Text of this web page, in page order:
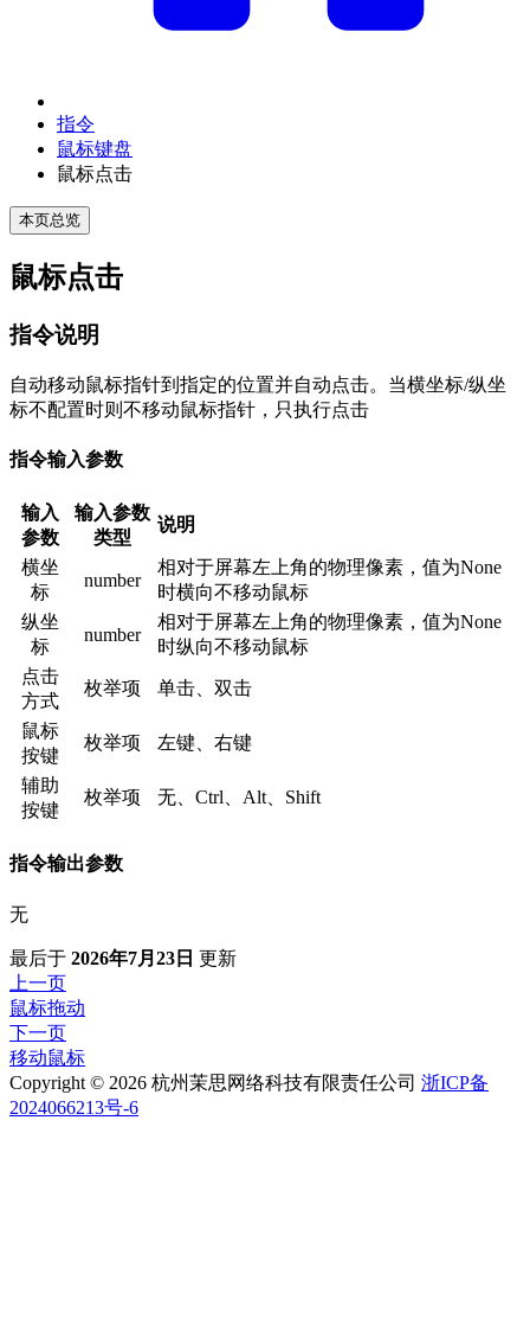
指令
鼠标键盘
鼠标点击
本页总览
鼠标点击
指令说明
自动移动鼠标指针到指定的位置并自动点击。当横坐标/纵坐
标不配置时则不移动鼠标指针，只执行点击
指令输入参数
输入
参数
输入参数
类型
说明
横坐
标
number
相对于屏幕左上角的物理像素，值为None
时横向不移动鼠标
纵坐
标
number
相对于屏幕左上角的物理像素，值为None
时纵向不移动鼠标
点击
方式
枚举项 单击、双击
鼠标
按键
枚举项 左键、右键
辅助
按键
枚举项 无、Ctrl、Alt、Shift
指令输出参数
无
最后于 2026年7月23日 更新
上一页
鼠标拖动
下一页
移动鼠标
Copyright © 2026 杭州茉思网络科技有限责任公司 浙ICP备
2024066213号-6